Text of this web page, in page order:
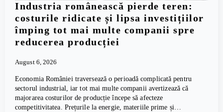
Industria românească pierde teren:
costurile ridicate și lipsa investițiilor
împing tot mai multe companii spre
reducerea producției
August 6, 2026
Economia României traversează o perioadă complicată pentru
sectorul industrial, iar tot mai multe companii avertizează că
majorarea costurilor de producție începe să afecteze
competitivitatea. Prețurile la energie, materiile prime și…